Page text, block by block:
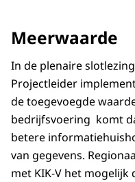
Meerwaarde
In de plenaire
Projectleider
de toegevoegde
bedrijfsvoering komt
betere
van gegevens.
met KIK-V het